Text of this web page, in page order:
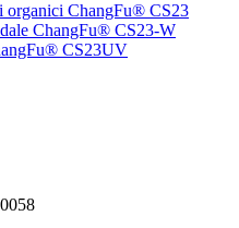
organici ChangFu® CS23
ChangFu® CS23-W
CS23UV